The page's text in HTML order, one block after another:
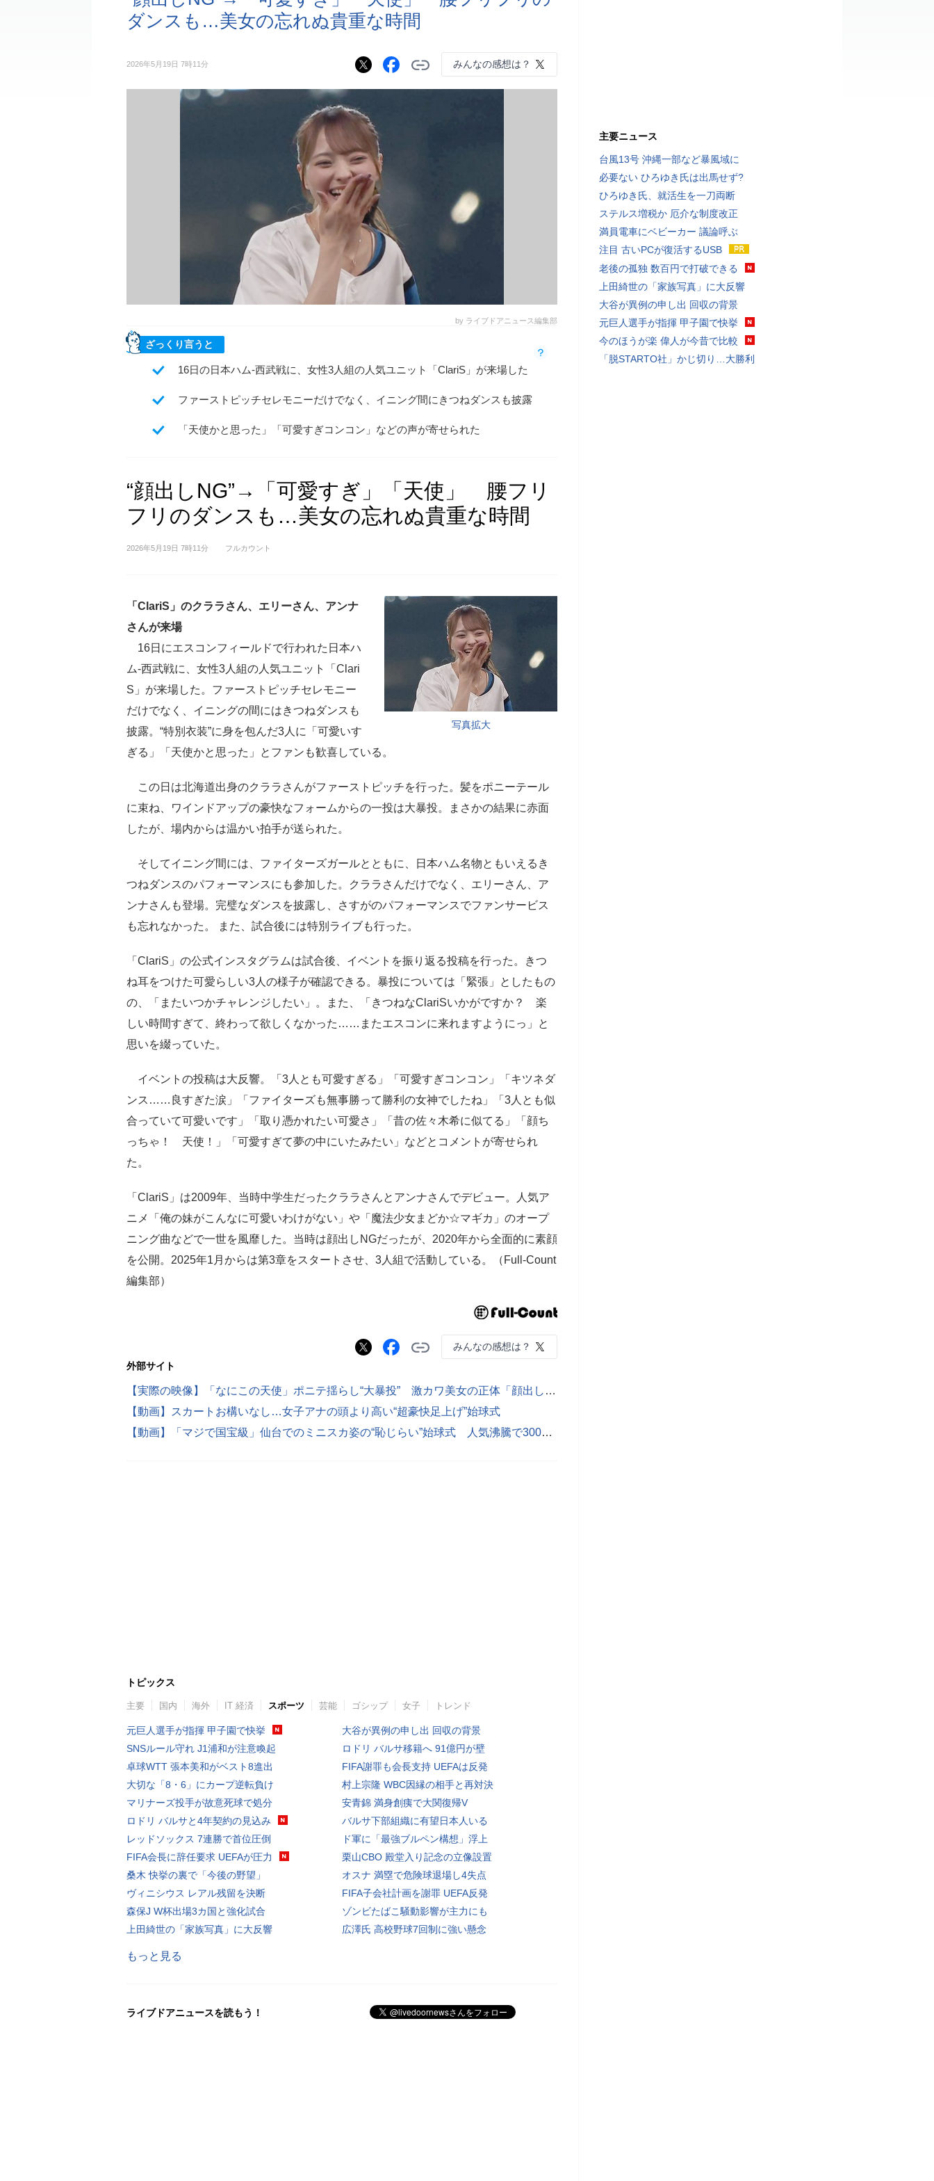
ダンスも…美女の忘れぬ貴重な時間
2026年5月19日 7時11分 みんなの感想は？
by ライブドアニュース編集部
ざっくり言うと
16日の日本ハム-西武戦に、女性3人組の人気ユニット「ClariS」が来場した
ファーストピッチセレモニーだけでなく、イニング間にきつねダンスも披露
「天使かと思った」「可愛すぎコンコン」などの声が寄せられた
“顔出しNG”→「可愛すぎ」「天使」 腰フリ
フリのダンスも…美女の忘れぬ貴重な時間
2026年5月19日 7時11分 フルカウント
写真拡大
「ClariS」のクララさん、エリーさん、アンナ
さんが来場
16日にエスコンフィールドで行われた日本ハ
ム-西武戦に、女性3人組の人気ユニット「Clari
S」が来場した。ファーストピッチセレモニー
だけでなく、イニングの間にはきつねダンスも
披露。“特別衣装”に身を包んだ3人に「可愛いす
ぎる」「天使かと思った」とファンも歓喜している。
この日は北海道出身のクララさんがファーストピッチを行った。髪をポニーテール
に束ね、ワインドアップの豪快なフォームからの一投は大暴投。まさかの結果に赤面
したが、場内からは温かい拍手が送られた。
そしてイニング間には、ファイターズガールとともに、日本ハム名物ともいえるき
つねダンスのパフォーマンスにも参加した。クララさんだけでなく、エリーさん、ア
ンナさんも登場。完璧なダンスを披露し、さすがのパフォーマンスでファンサービス
も忘れなかった。 また、試合後には特別ライブも行った。
「ClariS」の公式インスタグラムは試合後、イベントを振り返る投稿を行った。きつ
ね耳をつけた可愛らしい3人の様子が確認できる。暴投については「緊張」としたもの
の、「またいつかチャレンジしたい」。また、「きつねなClariSいかがですか？ 楽
しい時間すぎて、終わって欲しくなかった……またエスコンに来れますようにっ」と
思いを綴っていた。
イベントの投稿は大反響。「3人とも可愛すぎる」「可愛すぎコンコン」「キツネダ
ンス……良すぎた涙」「ファイターズも無事勝って勝利の女神でしたね」「3人とも似
合っていて可愛いです」「取り憑かれたい可愛さ」「昔の佐々木希に似てる」「顔ち
っちゃ！ 天使！」「可愛すぎて夢の中にいたみたい」などとコメントが寄せられ
た。
「ClariS」は2009年、当時中学生だったクララさんとアンナさんでデビュー。人気ア
ニメ「俺の妹がこんなに可愛いわけがない」や「魔法少女まどか☆マギカ」のオープ
ニング曲などで一世を風靡した。当時は顔出しNGだったが、2020年から全面的に素顔
を公開。2025年1月からは第3章をスタートさせ、3人組で活動している。（Full-Count
編集部）
みんなの感想は？
外部サイト
【実際の映像】「なにこの天使」ポニテ揺らし“大暴投” 激カワ美女の正体「顔出しされてたんですね」
【動画】スカートお構いなし…女子アナの頭より高い“超豪快足上げ”始球式
【動画】「マジで国宝級」仙台でのミニスカ姿の“恥じらい”始球式 人気沸騰で300万回再生
トピックス
主要 国内 海外 IT 経済 スポーツ 芸能 ゴシップ 女子 トレンド
元巨人選手が指揮 甲子園で快挙
SNSルール守れ J1浦和が注意喚起
卓球WTT 張本美和がベスト8進出
大切な「8・6」にカープ逆転負け
マリナーズ投手が故意死球で処分
ロドリ バルサと4年契約の見込み
レッドソックス 7連勝で首位圧倒
FIFA会長に辞任要求 UEFAが圧力
桑木 快挙の裏で「今後の野望」
ヴィニシウス レアル残留を決断
森保J W杯出場3カ国と強化試合
上田綺世の「家族写真」に大反響
大谷が異例の申し出 回収の背景
ロドリ バルサ移籍へ 91億円が壁
FIFA謝罪も会長支持 UEFAは反発
村上宗隆 WBC因縁の相手と再対決
安青錦 満身創痍で大関復帰V
バルサ下部組織に有望日本人いる
ド軍に「最強ブルペン構想」浮上
栗山CBO 殿堂入り記念の立像設置
オスナ 満塁で危険球退場し4失点
FIFA子会社計画を謝罪 UEFA反発
ゾンビたばこ騒動影響が主力にも
広澤氏 高校野球7回制に強い懸念
もっと見る
ライブドアニュースを読もう！
主要ニュース
台風13号 沖縄一部など暴風域に
必要ない ひろゆき氏は出馬せず?
ひろゆき氏、就活生を一刀両断
ステルス増税か 厄介な制度改正
満員電車にベビーカー 議論呼ぶ
注目 古いPCが復活するUSB
老後の孤独 数百円で打破できる
上田綺世の「家族写真」に大反響
大谷が異例の申し出 回収の背景
元巨人選手が指揮 甲子園で快挙
今のほうが楽 偉人が今昔で比較
「脱STARTO社」かじ切り…大勝利